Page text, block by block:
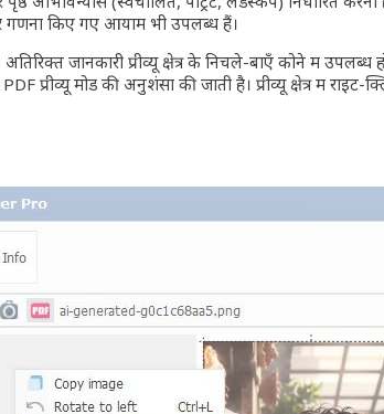
किए गए आयाम भी उपलब्ध हैं।
जानकारी प्रीव्यू क्षेत्र के निचले-बाएँ कोने में
प्रीव्यू मोड की अनुशंसा की जाती है। प्रीव्यू क्षेत्र में